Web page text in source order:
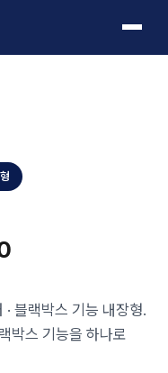
블랙박스 기능 내장형.
박스 기능을 하나로